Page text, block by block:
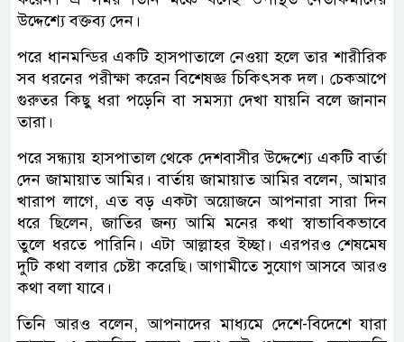
উদ্দেশ্যে বক্তব্য দেন।
পরে ধানমন্ডির একটি হাসপাতালে নেওয়া হলে তার শারীরিক
সব ধরনের পরীক্ষা করেন বিশেষজ্ঞ চিকিৎসক দল। চেকআপে
গুরুতর কিছু ধরা পড়েনি বা সমস্যা দেখা যায়নি বলে জানান
তারা।
পরে সন্ধ্যায় হাসপাতাল থেকে দেশবাসীর উদ্দেশ্যে একটি বার্তা
দেন জামায়াত আমির। বার্তায় জামায়াত আমির বলেন, আমার
খারাপ লাগে, এত বড় একটা অয়োজনে আপনারা সারা দিন
ধরে ছিলেন, জাতির জন্য আমি মনের কথা স্বাভাবিকভাবে
তুলে ধরতে পারিনি। এটা আল্লাহর ইচ্ছা। এরপরও শেষমেষ
দুটি কথা বলার চেষ্টা করেছি। আগামীতে সুযোগ আসবে আরও
কথা বলা যাবে।
তিনি আরও বলেন, আপনাদের মাধ্যমে দেশে-বিদেশে যারা